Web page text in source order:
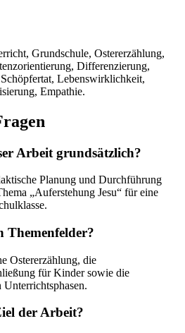
Grundschule, Ostererzählung,
Differenzierung,
Lebenswirklichkeit,
Empathie.
Arbeit grundsätzlich?
Planung und Durchführung
„Auferstehung Jesu“ für eine
Themenfelder?
Ostererzählung, die
für Kinder sowie die
der Arbeit?